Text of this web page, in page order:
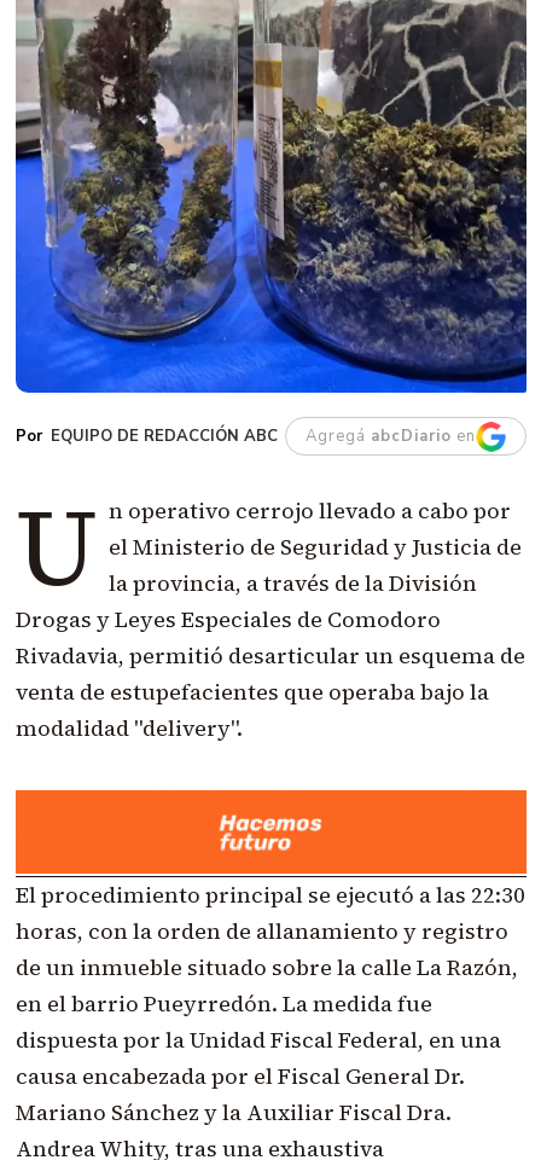
EQUIPO DE REDACCIÓN ABC Agregá abcDiario en
U n operativo cerrojo llevado a cabo por
el Ministerio de Seguridad y Justicia de
la provincia, a través de la División
Drogas y Leyes Especiales de Comodoro
Rivadavia, permitió desarticular un esquema de
venta de estupefacientes que operaba bajo la
modalidad "delivery".
El procedimiento principal se ejecutó a las 22:30
horas, con la orden de allanamiento y registro
de un inmueble situado sobre la calle La Razón,
en el barrio Pueyrredón. La medida fue
dispuesta por la Unidad Fiscal Federal, en una
causa encabezada por el Fiscal General Dr.
Mariano Sánchez y la Auxiliar Fiscal Dra.
Andrea Whity, tras una exhaustiva